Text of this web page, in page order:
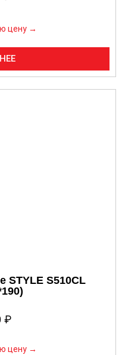
цену →
STYLE S510CL
₽
цену →